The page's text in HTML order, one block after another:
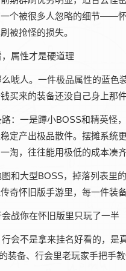
个被很多人忽略的细节——
被抢怪的损失。
属性才是硬道理
唬人。一件极品属性的蓝
买来的装备还没自己身上那
：一是蹲小BOSS和精英怪
定产出极品散件。摆摊系
淘，往往能用极低的成本凑
和大型BOSS，掉落列表里
奇怀旧版手游里，每一件装
战你在怀旧版里只玩了一半
会不是拿来挂名好看的，
装备、行会里老玩家手把手